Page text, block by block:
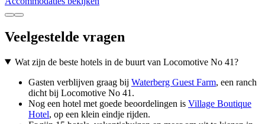
Veelgestelde vragen
Wat zijn de beste hotels in de buurt van Locomotive No 41?
Gasten verblijven graag bij Waterberg Guest Farm, een ranch
dicht bij Locomotive No 41.
Nog een hotel met goede beoordelingen is Village Boutique
Hotel, op een klein eindje rijden.